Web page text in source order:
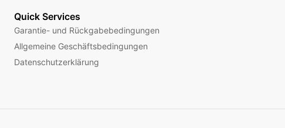
Quick Services
Garantie- und Rückgabebedingungen
Allgemeine Geschäftsbedingungen
Datenschutzerklärung